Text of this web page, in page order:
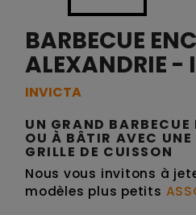
BARBECUE
ALEXANDRIE -
INVICTA
UN GRAND BARBECUE
OU À BÂTIR AVEC UNE
GRILLE DE CUISSON
Nous vous invitons à
modèles plus petits